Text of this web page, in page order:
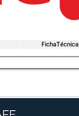
FichaTécnica